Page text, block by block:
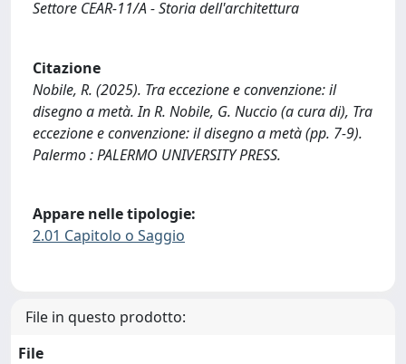
Settore CEAR-11/A - Storia dell'architettura
Citazione
Nobile, R. (2025). Tra eccezione e convenzione: il
disegno a metà. In R. Nobile, G. Nuccio (a cura di), Tra
eccezione e convenzione: il disegno a metà (pp. 7-9).
Palermo : PALERMO UNIVERSITY PRESS.
Appare nelle tipologie:
2.01 Capitolo o Saggio
File in questo prodotto:
File